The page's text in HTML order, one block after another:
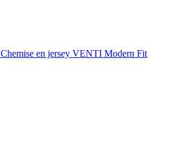
Chemise en jersey VENTI Modern Fit